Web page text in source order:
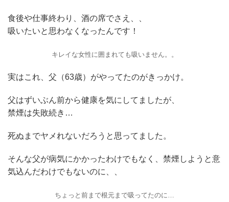
食後や仕事終わり、酒の席でさえ、、
吸いたいと思わなくなったんです！
キレイな女性に囲まれても吸いません。。
実はこれ、父（63歳）がやってたのがきっかけ。
父はずいぶん前から健康を気にしてましたが、
禁煙は失敗続き…
死ぬまでヤメれないだろうと思ってました。
そんな父が病気にかかったわけでもなく、禁煙しようと意
気込んだわけでもないのに、、
ちょっと前まで根元まで吸ってたのに…